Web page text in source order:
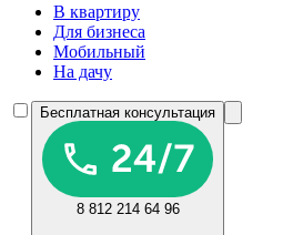
В квартиру
Для бизнеса
Мобильный
На дачу
Бесплатная консультация
8 812 214 64 96